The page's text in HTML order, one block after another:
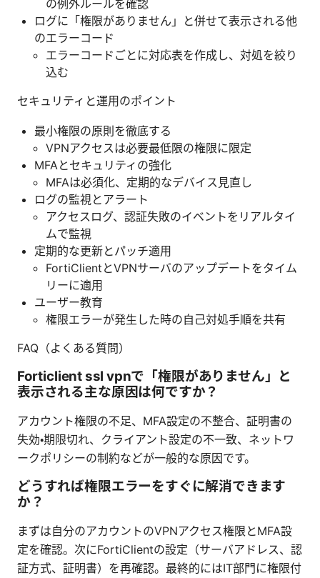
の例外ルールを確認
ログに「権限がありません」と併せて表示される他
のエラーコード
エラーコードごとに対応表を作成し、対処を絞り
込む
セキュリティと運用のポイント
最小権限の原則を徹底する
VPNアクセスは必要最低限の権限に限定
MFAとセキュリティの強化
MFAは必須化、定期的なデバイス見直し
ログの監視とアラート
アクセスログ、認証失敗のイベントをリアルタイ
ムで監視
定期的な更新とパッチ適用
FortiClientとVPNサーバのアップデートをタイム
リーに適用
ユーザー教育
権限エラーが発生した時の自己対処手順を共有
FAQ（よくある質問）
Forticlient ssl vpnで「権限がありません」と
表示される主な原因は何ですか？
アカウント権限の不足、MFA設定の不整合、証明書の
失効・期限切れ、クライアント設定の不一致、ネットワ
ークポリシーの制約などが一般的な原因です。
どうすれば権限エラーをすぐに解消できます
か？
まずは自分のアカウントのVPNアクセス権限とMFA設
定を確認。次にFortiClientの設定（サーバアドレス、認
証方式、証明書）を再確認。最終的にはIT部門に権限付